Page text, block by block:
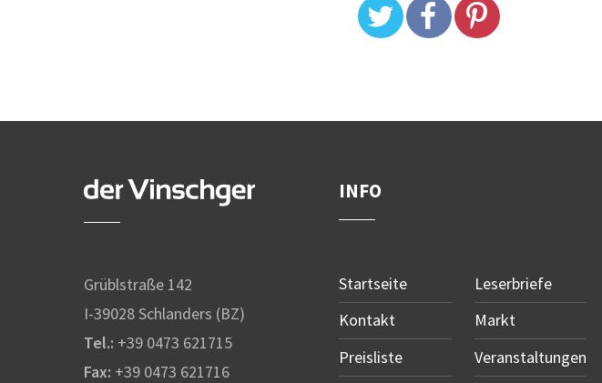
Grüblstraße 142
I-39028 Schlanders (BZ)
Tel.: +39 0473 621715
Fax: +39 0473 621716
INFO
Startseite
Kontakt
Preisliste
Leserbriefe
Markt
Veranstaltungen